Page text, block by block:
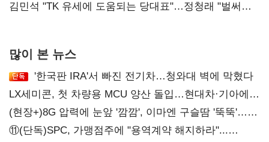
리더십' 시험대
김민석 "TK 유세에 도움되는 당대표"…정청래 "벌써
많이 본 뉴스
'한국판 IRA'서 빠진 전기차…청와대 벽에 막혔다
LX세미콘, 첫 차량용 MCU 양산 돌입…현대차·기아에
공급
(현장+)8G 압력에 눈앞 '깜깜', 이마엔 구슬땀 '뚝뚝'…
화려한 에어쇼 뒤 땀방울
⑪(단독)SPC, 가맹점주에 "용역계약 해지하라"...